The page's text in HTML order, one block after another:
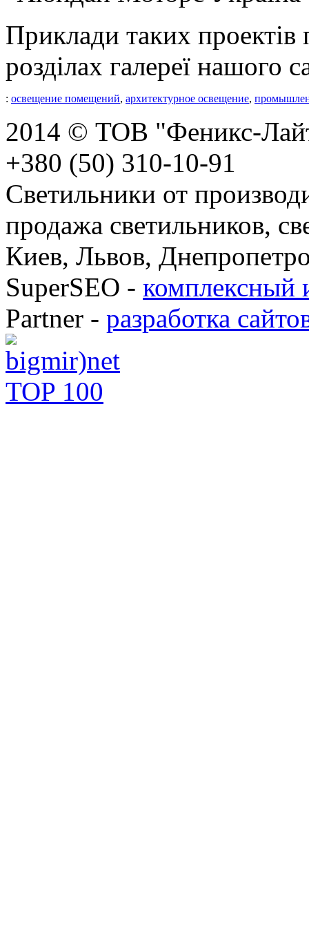
Приклади таких проектів
розділах галереї нашого
: освещение помещений, архитектурное освещение,
2014 © ТОВ "Феникс-
+380 (50) 310-10-91
Светильники от
продажа светильников,
Киев, Львов,
SuperSEO - комплексный
Partner - разработка